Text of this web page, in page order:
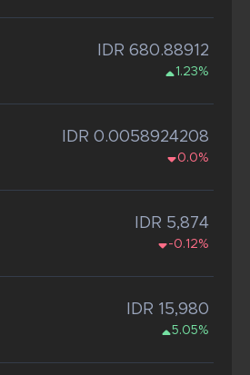
IDR 680.88912
1.23%
IDR 0.0058924208
0.0%
IDR 5,874
-0.12%
IDR 15,980
5.05%